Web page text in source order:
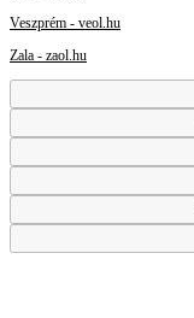
Veszprém - veol.hu
Zala - zaol.hu